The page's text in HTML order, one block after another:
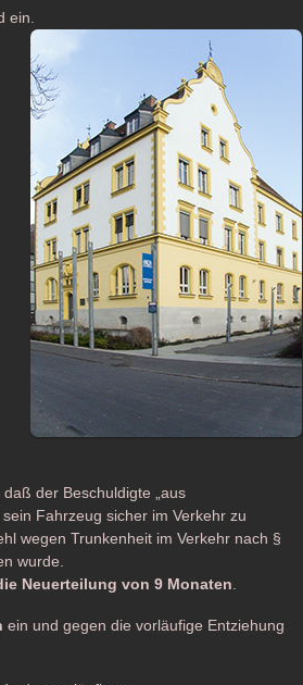
ein.
der Beschuldigte „aus
Fahrzeug sicher im Verkehr zu
wegen Trunkenheit im Verkehr nach §
wurde.
Neuerteilung von 9 Monaten
ein und gegen die vorläufige Entziehung